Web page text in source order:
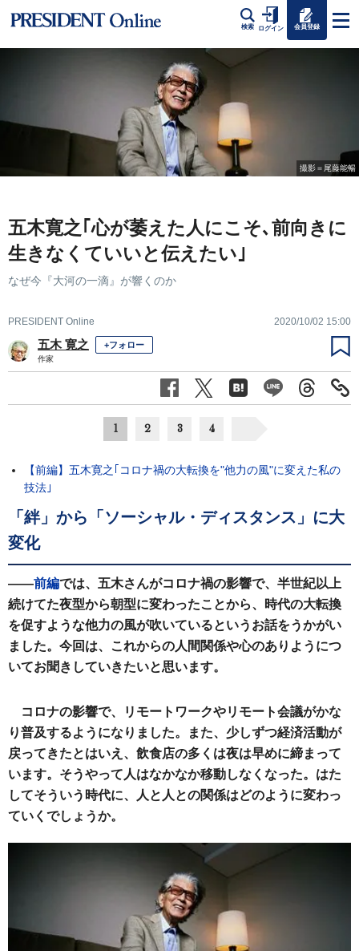
検索 ログイン 会員登録
撮影＝尾藤能暢
五木寛之｢心が萎えた人にこそ､前向きに
生きなくていいと伝えたい｣
なぜ今『大河の一滴』が響くのか
PRESIDENT Online 2020/10/02 15:00
五木 寛之 +フォロー
作家
1 2 3 4
【前編】五木寛之｢コロナ禍の大転換を"他力の風"に変えた私の
技法｣
「絆」から「ソーシャル・ディスタンス」に大
変化
――前編では、五木さんがコロナ禍の影響で、半世紀以上
続けてた夜型から朝型に変わったことから、時代の大転換
を促すような他力の風が吹いているというお話をうかがい
ました。今回は、これからの人間関係や心のありようにつ
いてお聞きしていきたいと思います。
コロナの影響で、リモートワークやリモート会議がかな
り普及するようになりました。また、少しずつ経済活動が
戻ってきたとはいえ、飲食店の多くは夜は早めに締まって
います。そうやって人はなかなか移動しなくなった。はた
してそういう時代に、人と人との関係はどのように変わっ
ていくでしょうか。